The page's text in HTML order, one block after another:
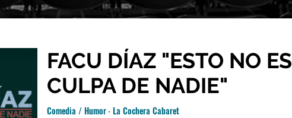
FACU DÍAZ "ESTO NO ES
CULPA DE NADIE"
Comedia / Humor-La Cochera Cabaret